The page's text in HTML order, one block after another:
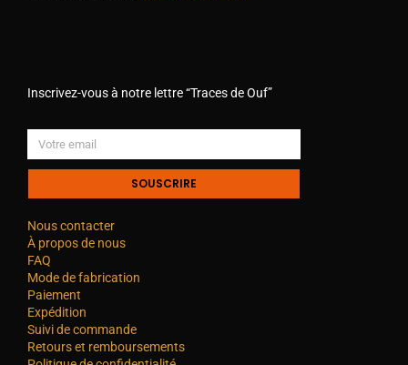
Inscrivez-vous à notre lettre “Traces de Ouf”
SOUSCRIRE
Nous contacter
À propos de nous
FAQ
Mode de fabrication
Paiement
Expédition
Suivi de commande
Retours et remboursements